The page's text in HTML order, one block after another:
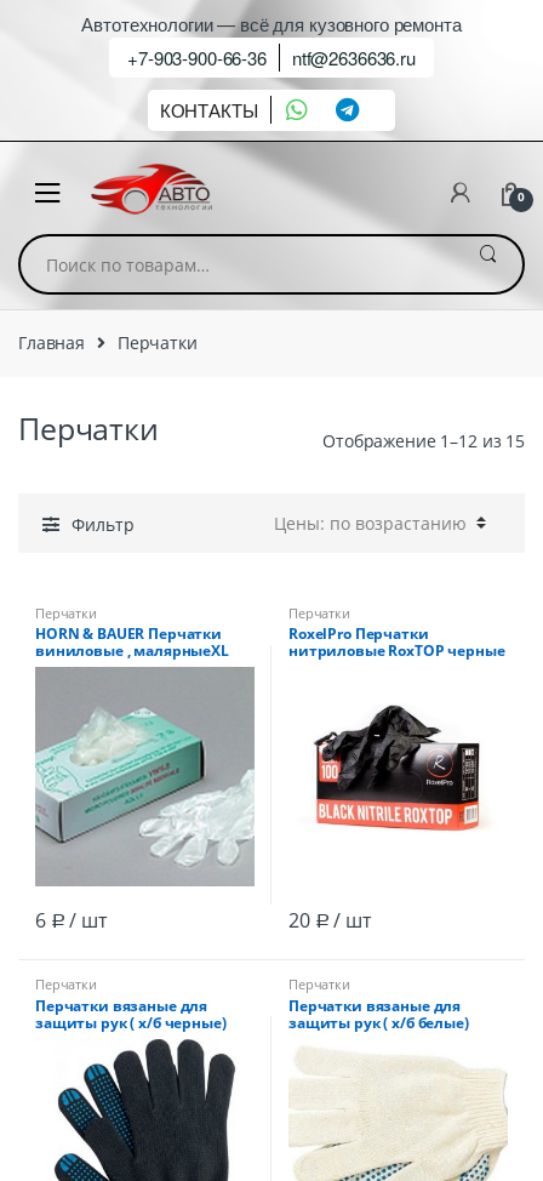
Автотехнологии — всё для кузовного ремонта
+7-903-900-66-36
ntf@2636636.ru
КОНТАКТЫ
0
Искать:
Главная Перчатки
Перчатки Отображение 1–12 из 15
Фильтр
Перчатки
HORN & BAUER Перчатки
виниловые , малярныеXL
6 Р / шт
Перчатки
RoxelPro Перчатки
нитриловые RoxTOP черные
20 Р / шт
Перчатки
Перчатки вязаные для
защиты рук ( х/б черные)
5нитковые 10 класс
Перчатки
Перчатки вязаные для
защиты рук ( х/б белые)